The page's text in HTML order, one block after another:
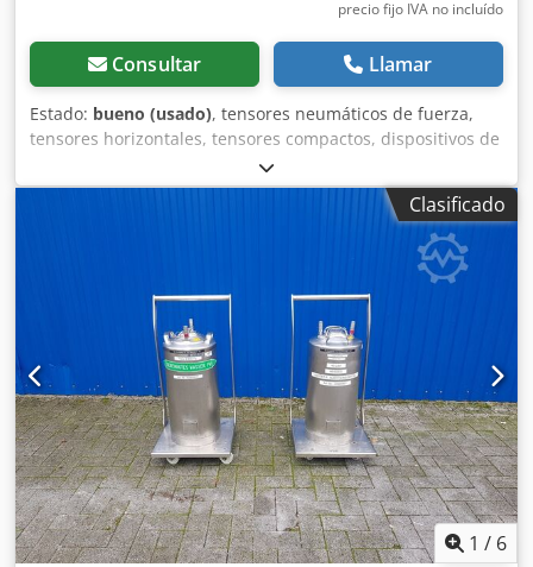
precio fijo IVA no incluído
Consultar Llamar
Estado: bueno (usado), tensores neumáticos de fuerza,
tensores horizontales, tensores compactos, dispositivos de
sujeción, tensores neumáticos de fuerza -Tipo: 82L32-
143C8H0 -Cantidad: 4 unidades disponibles -Precio: por
unidad Dsdpsb A H E Iofx An Eokr -Peso: 2,1 kg/unidad
Clasificado
1 / 6